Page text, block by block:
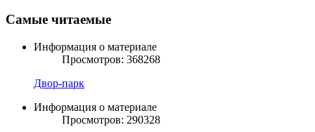
Самые читаемые
Информация о материале
Просмотров: 368268
Двор-парк
Информация о материале
Просмотров: 290328